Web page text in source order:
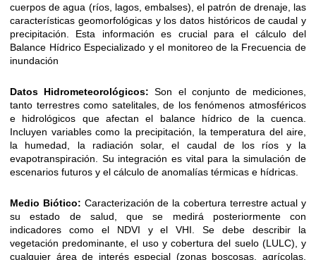
cuerpos de agua (ríos, lagos, embalses), el patrón de drenaje, las
características geomorfológicas y los datos históricos de caudal y
precipitación. Esta información es crucial para el cálculo del
Balance Hídrico Especializado y el monitoreo de la Frecuencia de
inundación
Datos Hidrometeorológicos:Son el conjunto de mediciones,
tanto terrestres como satelitales, de los fenómenos atmosféricos
e hidrológicos que afectan el balance hídrico de la cuenca.
Incluyen variables como la precipitación, la temperatura del aire,
la humedad, la radiación solar, el caudal de los ríos y la
evapotranspiración. Su integración es vital para la simulación de
escenarios futuros y el cálculo de anomalías térmicas e hídricas.
Medio Biótico: Caracterización de la cobertura terrestre actual y
su estado de salud, que se medirá posteriormente con
indicadores como el NDVI y el VHI. Se debe describir la
vegetación predominante, el uso y cobertura del suelo (LULC), y
cualquier área de interés especial (zonas boscosas, agrícolas,